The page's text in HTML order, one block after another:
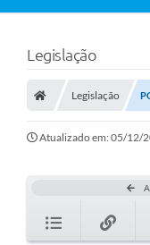
Legislação
Legislação
Atualizado em: 05/12/